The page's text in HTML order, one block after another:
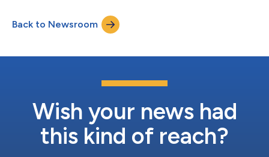
wirtschaftliches Potenzial mit einer sich rasch entwickelnden
digitalen Nutzung verbindet. Antoine Parizot, Co-CEO von
Back to Newsroom
Wish your news had
this kind of reach?